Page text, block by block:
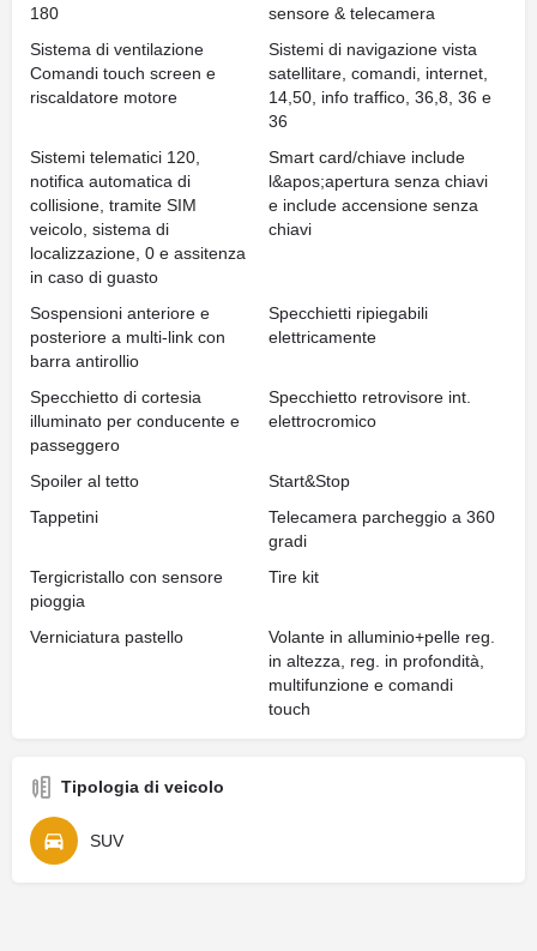
180
sensore & telecamera
Sistema di ventilazione
Comandi touch screen e
riscaldatore motore
Sistemi di navigazione vista
satellitare, comandi, internet,
14,50, info traffico, 36,8, 36 e
36
Sistemi telematici 120,
notifica automatica di
collisione, tramite SIM
veicolo, sistema di
localizzazione, 0 e assitenza
in caso di guasto
Smart card/chiave include
l&apos;apertura senza chiavi
e include accensione senza
chiavi
Sospensioni anteriore e
posteriore a multi-link con
barra antirollio
Specchietti ripiegabili
elettricamente
Specchietto di cortesia
illuminato per conducente e
passeggero
Specchietto retrovisore int.
elettrocromico
Spoiler al tetto
Start&Stop
Tappetini
Telecamera parcheggio a 360
gradi
Tergicristallo con sensore
pioggia
Tire kit
Verniciatura pastello
Volante in alluminio+pelle reg.
in altezza, reg. in profondità,
multifunzione e comandi
touch
Tipologia di veicolo
SUV